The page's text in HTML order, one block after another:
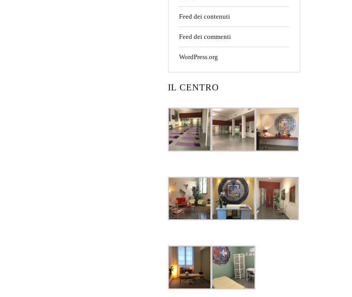
Feed dei contenuti
Feed dei commenti
WordPress.org
IL CENTRO